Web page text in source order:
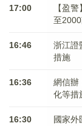
17:00
【盈
至
16:46
浙江證
措施
16:36
網信辦
化等措
16:30
國家